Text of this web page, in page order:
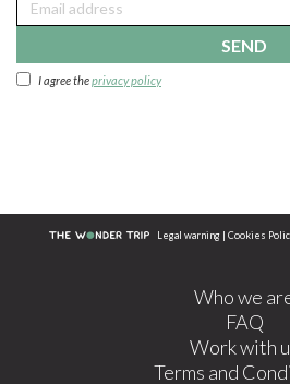
SEND
I agree theprivacy policy
Legal warning Cookies
Who we
FAQ
Work with
Terms and